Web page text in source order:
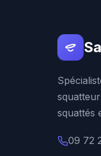
squattés
09 72